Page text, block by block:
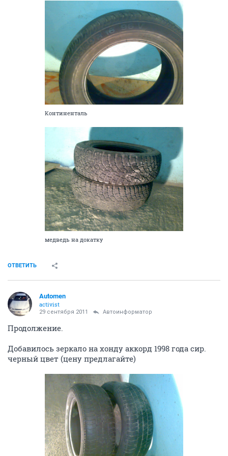
Континенталь
медведь на докатку
ОТВЕТИТЬ
Automen
activist
29 сентября 2011 Автоинформатор
Продолжение.
Добавилось зеркало на хонду аккорд 1998 года сир.
черный цвет (цену предлагайте)